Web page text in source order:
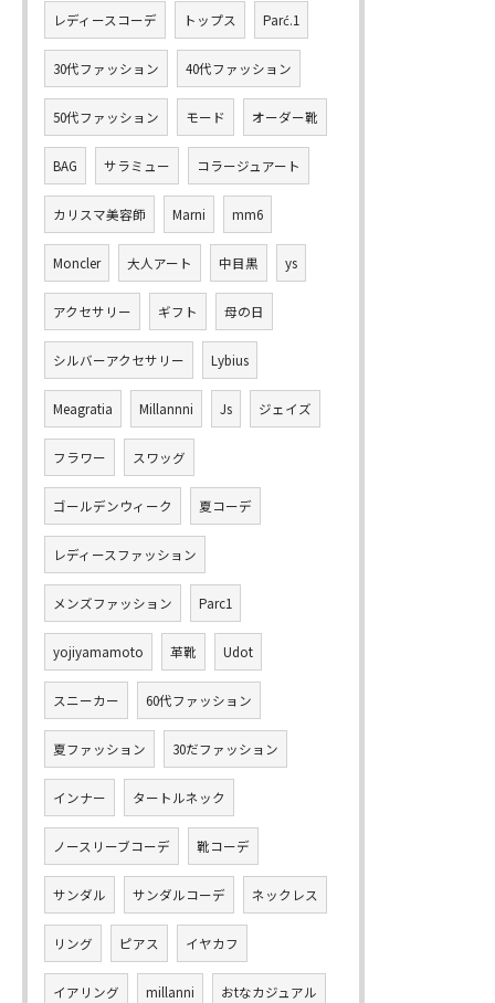
レディースコーデ トップス Parć.1
30代ファッション 40代ファッション
50代ファッション モード オーダー靴
BAG サラミュー コラージュアート
カリスマ美容師 Marni mm6
Moncler 大人アート 中目黒 ys
アクセサリー ギフト 母の日
シルバーアクセサリー Lybius
Meagratia Millannni Js ジェイズ
フラワー スワッグ
ゴールデンウィーク 夏コーデ
レディースファッション
メンズファッション Parc1
yojiyamamoto 革靴 Udot
スニーカー 60代ファッション
夏ファッション 30だファッション
インナー タートルネック
ノースリーブコーデ 靴コーデ
サンダル サンダルコーデ ネックレス
リング ピアス イヤカフ
イアリング millanni おtなカジュアル